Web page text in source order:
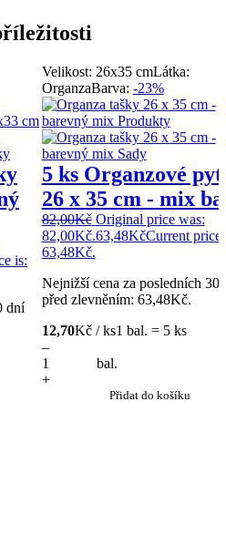
is:
dní
Velikost: 26x35 cmLátka:
OrganzaBarva: -23%
5 ks Organzové
26 x 35 cm - mix
82,00Kč Original price was:
82,00Kč.63,48KčCurrent price
63,48Kč.
Nejnižší cena za posledních 30
před zlevněním: 63,48Kč.
12,70Kč / ks1 bal. = 5 ks
–
bal.
+
Přidat do košíku